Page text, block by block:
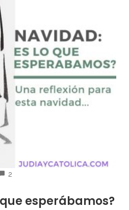
2
esperábamos?